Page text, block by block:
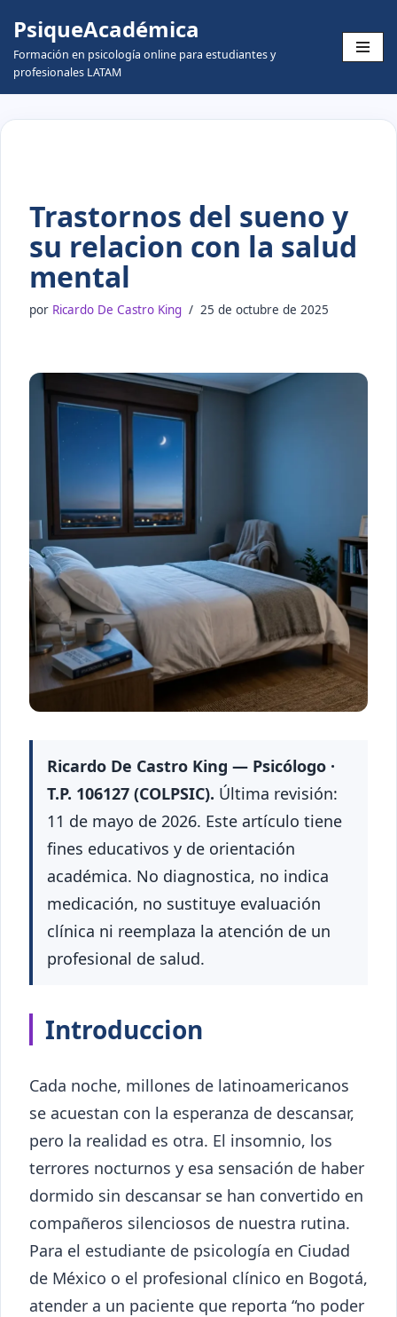
Skip
to
content
PsiqueAcadémica
Formación en psicología online para estudiantes y
profesionales LATAM
Trastornos del sueno y
su relacion con la salud
mental
por Ricardo De Castro King 25 de octubre de 2025
Ricardo De Castro King — Psicólogo ·
T.P. 106127 (COLPSIC). Última revisión:
11 de mayo de 2026. Este artículo tiene
fines educativos y de orientación
académica. No diagnostica, no indica
medicación, no sustituye evaluación
clínica ni reemplaza la atención de un
profesional de salud.
Introduccion
Cada noche, millones de latinoamericanos
se acuestan con la esperanza de descansar,
pero la realidad es otra. El insomnio, los
terrores nocturnos y esa sensación de haber
dormido sin descansar se han convertido en
compañeros silenciosos de nuestra rutina.
Para el estudiante de psicología en Ciudad
de México o el profesional clínico en Bogotá,
atender a un paciente que reporta “no poder